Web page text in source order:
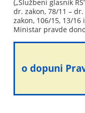
(„Službeni glasnik
dr. zakon, 78/11 –
zakon, 106/15, 13/16
Ministar pravde
o dopuni